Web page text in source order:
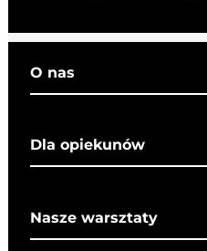
O nas
Co o nas mówią
Dla opiekunów
Bezpieczeństwo
Nasze warsztaty